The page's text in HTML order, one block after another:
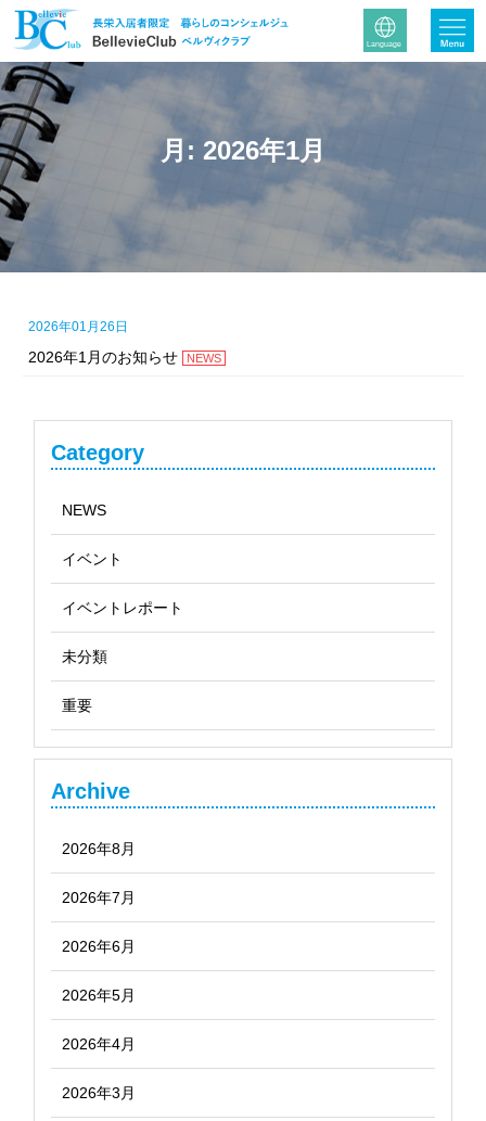
月: 2026年1月
2026年01月26日
2026年1月のお知らせ NEWS
Category
NEWS
イベント
イベントレポート
未分類
重要
Archive
2026年8月
2026年7月
2026年6月
2026年5月
2026年4月
2026年3月